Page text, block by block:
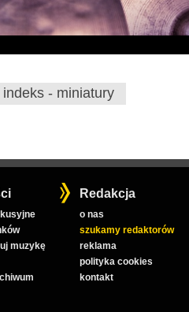
indeks - miniatury
muzykę
Redakcja
o nas
szukamy redaktorów
reklama
polityka cookies
kontakt